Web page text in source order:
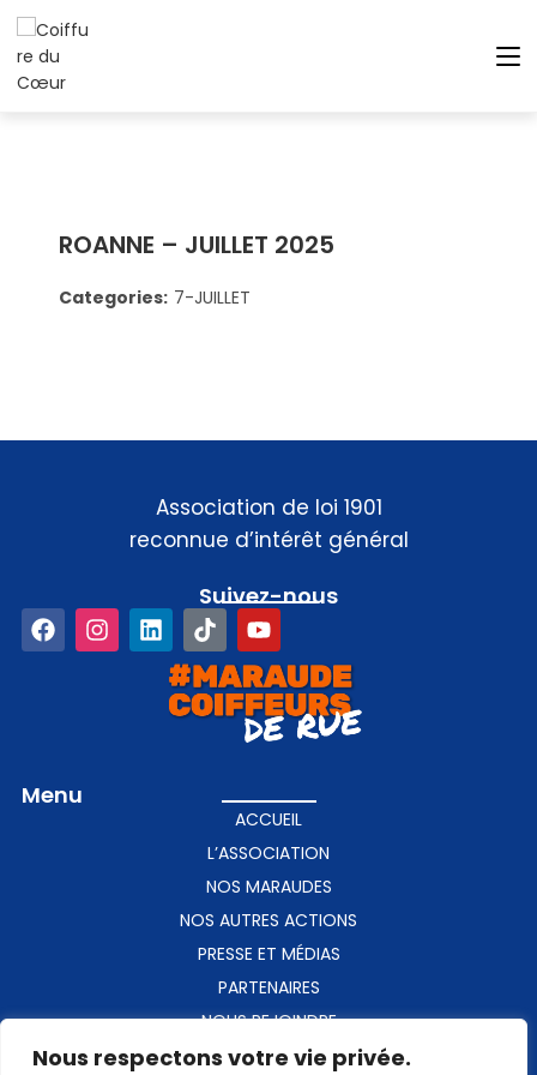
Nous respectons votre vie privée.
ROANNE – JUILLET 2025
Categories: 7-JUILLET
Association de loi 1901
reconnue d’intérêt général
Menu
ACCUEIL
L’ASSOCIATION
NOS MARAUDES
NOS AUTRES ACTIONS
PRESSE ET MÉDIAS
PARTENAIRES
NOUS REJOINDRE
CONTACT
Suivez-nous​